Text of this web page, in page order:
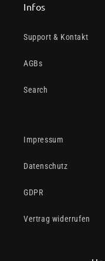
Infos
Support & Kontakt
AGBs
Search
Impressum
Datenschutz
GDPR
Vertrag widerrufen